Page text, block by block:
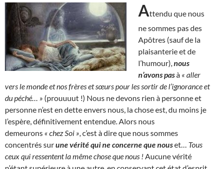
Attendu que nous
ne sommes pas des
Apôtres (sauf de la
plaisanterie et de
l’humour), nous
n’avons pasà « aller
vers le monde et nos frères et sœurs pour les sortir de l’ignorance et
du péché… » (prouuuut !) Nous ne devons rien à personne et
personne n’est en dette envers nous, la chose est, du moins je
l’espère, définitivement entendue. Alors nous
demeurons « chez Soi » , c’est à dire que nous sommes
concentrés surune vérité qui ne concerne que nouset… Tous
ceux qui ressentent la même chose que nous ! Aucune vérité